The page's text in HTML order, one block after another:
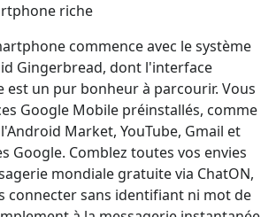
riche
commence avec le système
Gingerbread, dont l'interface
est un pur bonheur à parcourir. Vous
Google Mobile préinstallés, comme
Market, YouTube, Gmail et
Google. Comblez toutes vos envies
mondiale gratuite via ChatON,
connecter sans identifiant ni mot de